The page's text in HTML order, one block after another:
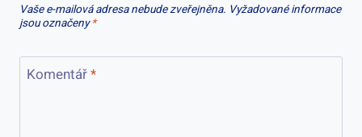
Vaše e-mailová adresa nebude zveřejněna. Vyžadované informace
jsou označeny*
Komentář*